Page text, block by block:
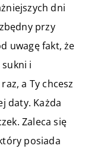
dni
przy
uwagę fakt, że
i
a Ty chcesz
daty. Każda
Zaleca się
posiada